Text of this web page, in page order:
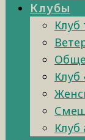
Клубы
Клуб
Клуб
Клуб